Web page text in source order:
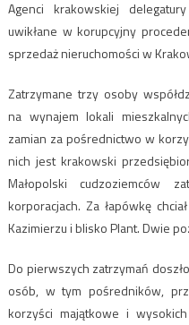
Agenci krakowskiej
uwikłane w korupcyjny
sprzedaż nieruchomości w
Zatrzymane trzy osoby
na wynajem lokali
zamian za pośrednictwo w
nich jest krakowski
Małopolski cudzoziemców
korporacjach. Za łapówkę
Kazimierzu i blisko Plant. Dwie
Do pierwszych zatrzymań
osób, w tym pośredników,
korzyści majątkowe i